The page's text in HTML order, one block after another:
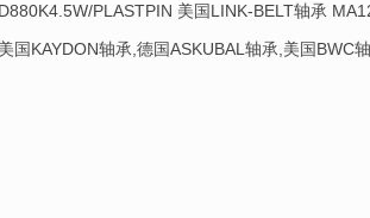
D880K4.5W/PLASTPIN 美国LINK-BELT轴承
美国KAYDON轴承,德国ASKUBAL轴承,美国BWC